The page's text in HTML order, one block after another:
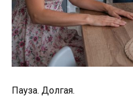
Пауза. Долгая.